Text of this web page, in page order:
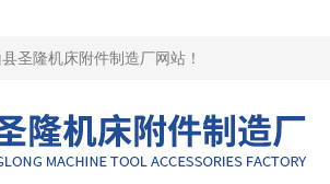
圣隆机床附件制造厂网站 ！